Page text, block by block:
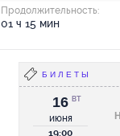
Продолжительность:
01 ч 15 мин
БИЛЕТЫ
16
июня
ВТ
19:00